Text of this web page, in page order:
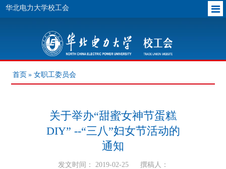
华北电力大学校工会
首页 » 女职工委员会
关于举办“甜蜜女神节蛋糕
DIY” --“三八”妇女节活动的
通知
发文时间： 2019-02-25 撰稿人：